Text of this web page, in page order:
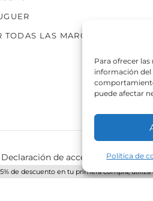
Para ofrecer
información del
puede afectar
Política de
5% de descuento en tu primera compra,
TODAS LAS MARCAS
Declaración de accesibilidad